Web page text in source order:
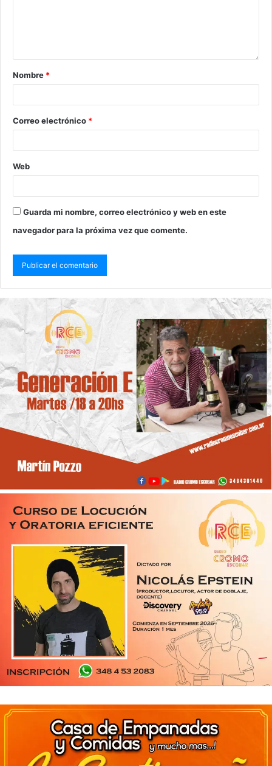
Nombre *
Correo electrónico *
Web
Guarda mi nombre, correo electrónico y web en este
navegador para la próxima vez que comente.